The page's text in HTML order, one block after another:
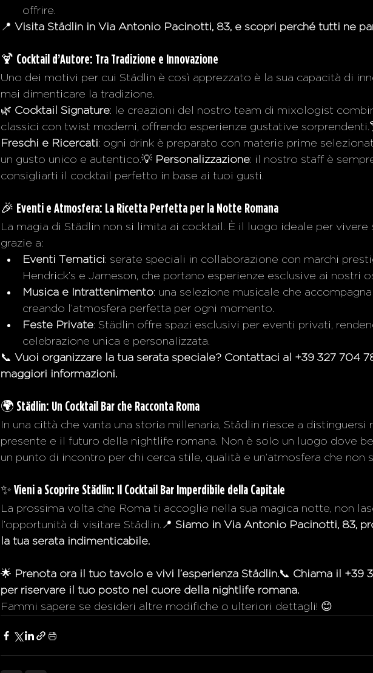
offrire.
📍 Visita Städlin in Via Antonio Pacinotti, 83, e scopri perché tutti ne
🍹 Cocktail d’Autore: Tra Tradizione e Innovazione
Uno dei motivi per cui Städlin è così apprezzato è la sua capacità di
mai dimenticare la tradizione.
🌿 Cocktail Signature: le creazioni del nostro team di mixologist
classici con twist moderni, offrendo esperienze gustative
Freschi e Ricercati: ogni drink è preparato con materie prime
un gusto unico e autentico.💡 Personalizzazione: il nostro staff è
consigliarti il cocktail perfetto in base ai tuoi gusti.
🎉 Eventi e Atmosfera: La Ricetta Perfetta per la Notte Romana
La magia di Städlin non si limita ai cocktail. È il luogo ideale per vivere
grazie a:
Eventi Tematici: serate speciali in collaborazione con marchi
Hendrick’s e Jameson, che portano esperienze esclusive ai nostri
Musica e Intrattenimento: una selezione musicale che accompagna
creando l’atmosfera perfetta per ogni momento.
Feste Private: Städlin offre spazi esclusivi per eventi privati,
celebrazione unica e personalizzata.
📞 Vuoi organizzare la tua serata speciale? Contattaci al +39 327 704
maggiori informazioni.
🌍 Städlin: Un Cocktail Bar che Racconta Roma
In una città che vanta una storia millenaria, Städlin riesce a distinguersi
presente e il futuro della nightlife romana. Non è solo un luogo dove
un punto di incontro per chi cerca stile, qualità e un’atmosfera che non
✨ Vieni a Scoprire Städlin: Il Cocktail Bar Imperdibile della Capitale
La prossima volta che Roma ti accoglie nella sua magica notte, non
l’opportunità di visitare Städlin.📍 Siamo in Via Antonio Pacinotti, 83,
la tua serata indimenticabile.
🌟 Prenota ora il tuo tavolo e vivi l’esperienza Städlin.📞 Chiama il +39
per riservare il tuo posto nel cuore della nightlife romana.
Fammi sapere se desideri altre modifiche o ulteriori dettagli! 😊